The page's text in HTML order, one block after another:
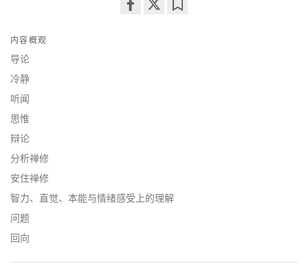
内容概观
导论
冷静
听闻
思惟
辩论
分析禅修
安住禅修
智力、直觉、本能与情绪感受上的理解
问题
回向